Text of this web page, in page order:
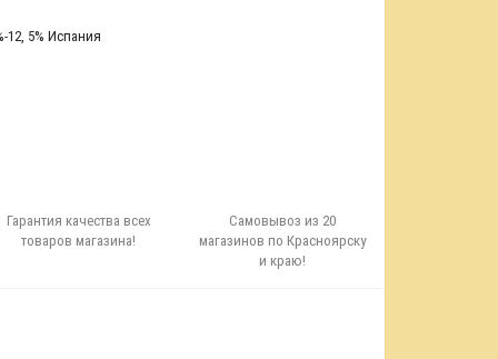
12, 5% Испания
Гарантия качества всех
товаров магазина!
Самовывоз из 20
магазинов по Красноярску
и краю!